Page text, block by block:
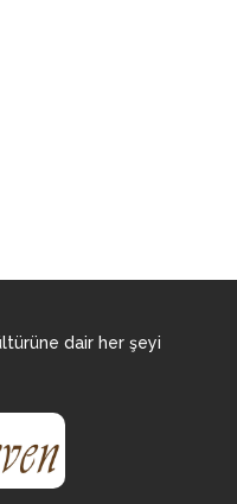
dair her şeyi